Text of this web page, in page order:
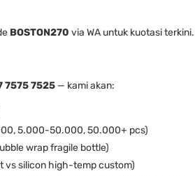
BOSTON270 via WA untuk kuotasi terkini.
7575 7525 — kami akan:
5.000-50.000, 50.000+ pcs)
wrap fragile bottle)
vs silicon high-temp custom)